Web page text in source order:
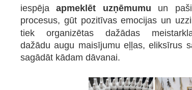
iespējaapmeklēt uzņēmumu un
procesus, gūt pozitīvas emocijas un
tiek organizētas dažādas
dažādu augu maisījumu eļļas, eliksīrus
sagādāt kādam dāvanai.